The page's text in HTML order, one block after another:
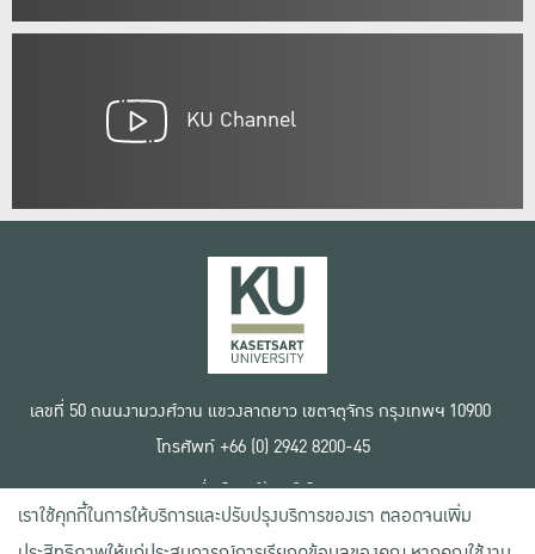
KU Channel
เลขที่ 50 ถนนงามวงศ์วาน แขวงลาดยาว เขตจตุจักร กรุงเทพฯ 10900
โทรศัพท์ +66 (0) 2942 8200-45
เงื่อนไขการใช้งานเว็บไซต์
ข้อตกลงด้านสิทธิ์ใช้งาน
นโยบายความเป็นส่วนตัว
เราใช้คุกกี้ในการให้บริการและปรับปรุงบริการของเรา ตลอดจนเพิ่ม